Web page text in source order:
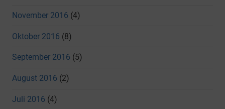
November 2016 (4)
Oktober 2016 (8)
September 2016 (5)
August 2016 (2)
Juli 2016 (4)